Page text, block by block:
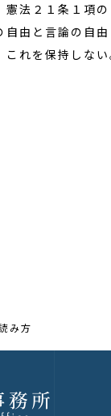
法２１条１項
自由と言論の自
これを保持しな
み方